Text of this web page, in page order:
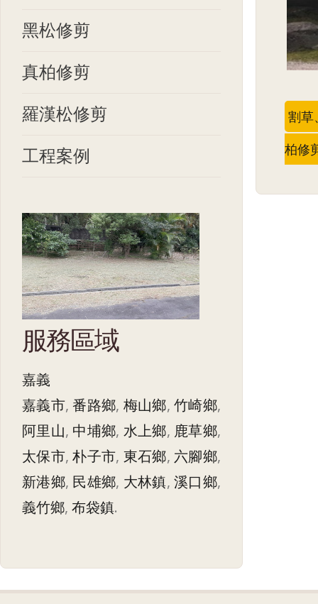
割草
柏修
黑松修剪
真柏修剪
羅漢松修剪
工程案例
服務區域
嘉義
嘉義市,番路鄉, 梅山鄉,竹崎鄉,
阿里山, 中埔鄉, 水上鄉, 鹿草鄉,
太保市,朴子市, 東石鄉, 六腳鄉,
新港鄉, 民雄鄉, 大林鎮,溪口鄉,
義竹鄉, 布袋鎮.